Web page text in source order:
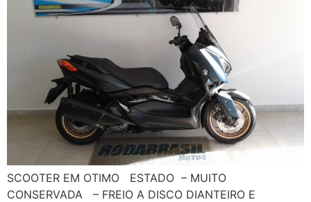
SCOOTER EM OTIMO ESTADO – MUITO
CONSERVADA – FREIO A DISCO DIANTEIRO E